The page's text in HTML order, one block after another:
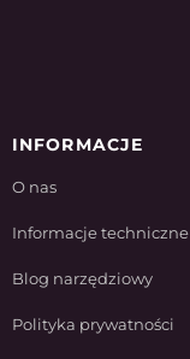
INFORMACJE
O nas
Informacje techniczne
Blog narzędziowy
Polityka prywatności